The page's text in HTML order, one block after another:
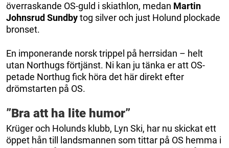
överraskande OS-guld i skiathlon, medan Martin
Johnsrud Sundbytog silver och just Holund plockade
bronset.
En imponerande norsk trippel på herrsidan – helt
utan Northugs förtjänst. Ni kan ju tänka er att OS-
petade Northug fick höra det här direkt efter
drömstarten på OS.
”Bra att ha lite humor”
Krüger och Holunds klubb, Lyn Ski, har nu skickat ett
öppet hån till landsmannen som tittar på OS hemma i